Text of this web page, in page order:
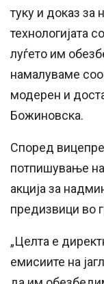
туку и доказ за
технологијата
луѓето им
намалуваме
модерен и
Божиновска.
Според
потпишување
акција за
предизвици во
„Целта е
емисиите на